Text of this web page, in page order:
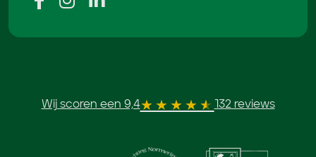
Wij scoren een 9,4 132 reviews